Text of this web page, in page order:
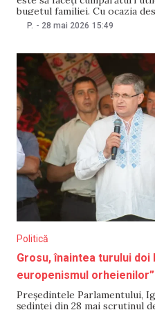
bugetul familiei. Cu ocazia
cu adevărat speciale: prețuri
P. - 28 mai 2026 15:49
Politică
Grosu, înaintea turului doi
europenismul orheienilor”
Președintele Parlamentului,
ședinței din 28 mai scrutinul